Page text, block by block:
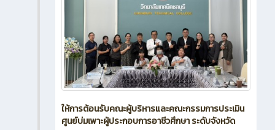
ให้การต้อนรับคณะผู้บริหารและคณะกรรมการประเมิน
ศูนย์บ่มเพาะผู้ประกอบการอาชีวศึกษา ระดับจังหวัด